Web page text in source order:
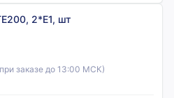
2*E1, шт
заказе до 13:00 МСК)